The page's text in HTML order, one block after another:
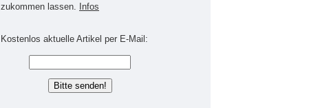
zukommen lassen.
Infos
Kostenlos aktuelle Artikel per E-Mail: